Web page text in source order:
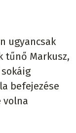
ugyancsak
tűnő Markusz,
befejezése
volna